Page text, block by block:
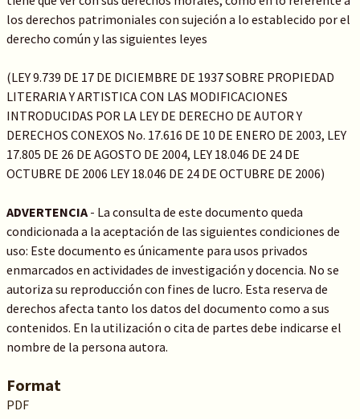
los derechos patrimoniales con sujeción a lo establecido por el
derecho común y las siguientes leyes
(LEY 9.739 DE 17 DE DICIEMBRE DE 1937 SOBRE PROPIEDAD
LITERARIA Y ARTISTICA CON LAS MODIFICACIONES
INTRODUCIDAS POR LA LEY DE DERECHO DE AUTOR Y
DERECHOS CONEXOS No. 17.616 DE 10 DE ENERO DE 2003, LEY
17.805 DE 26 DE AGOSTO DE 2004, LEY 18.046 DE 24 DE
OCTUBRE DE 2006 LEY 18.046 DE 24 DE OCTUBRE DE 2006)
ADVERTENCIA- La consulta de este documento queda
condicionada a la aceptación de las siguientes condiciones de
uso: Este documento es únicamente para usos privados
enmarcados en actividades de investigación y docencia. No se
autoriza su reproducción con fines de lucro. Esta reserva de
derechos afecta tanto los datos del documento como a sus
contenidos. En la utilización o cita de partes debe indicarse el
nombre de la persona autora.
Format
PDF